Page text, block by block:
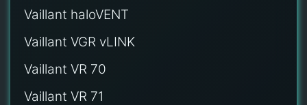
Vaillant haloVENT
Vaillant VGR vLINK
Vaillant VR 70
Vaillant VR 71